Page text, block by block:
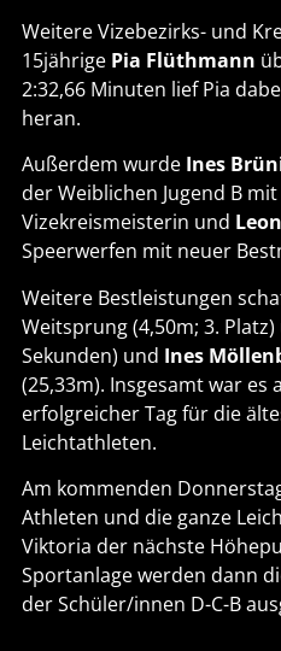
Weitere Vizebezirks- und
15jährigePia Flüthmann
2:32,66 Minuten lief Pia
heran.
Außerdem wurde Ines
der Weiblichen Jugend B mit
Vizekreismeisterin und
Speerwerfen mit neuer
Weitere Bestleistungen
Weitsprung (4,50m; 3.
Sekunden) und Ines
(25,33m). Insgesamt war es
erfolgreicher Tag für die
Leichtathleten.
Am kommenden
Athleten und die ganze
Viktoria der nächste
Sportanlage werden dann
der Schüler/innen D-C-B